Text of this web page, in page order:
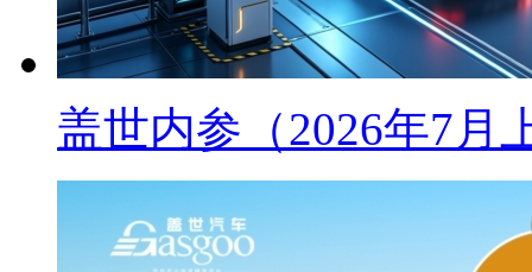
盖世内参（2026年7月